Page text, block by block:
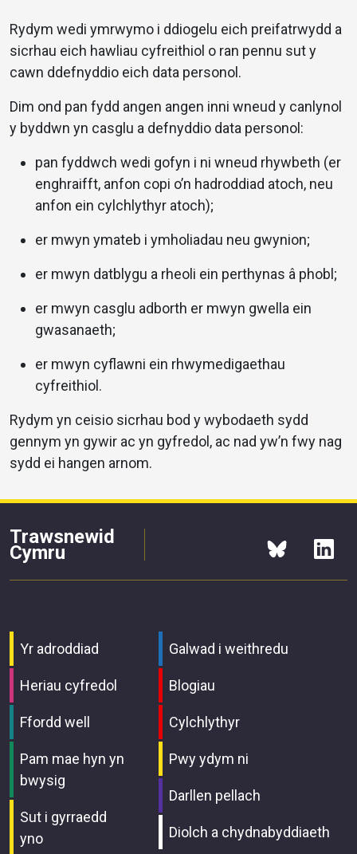
Rydym wedi ymrwymo i ddiogelu eich preifatrwydd a
sicrhau eich hawliau cyfreithiol o ran pennu sut y
cawn ddefnyddio eich data personol.
Dim ond pan fydd angen angen inni wneud y canlynol
y byddwn yn casglu a defnyddio data personol:
pan fyddwch wedi gofyn i ni wneud rhywbeth (er
enghraifft, anfon copi o’n hadroddiad atoch, neu
anfon ein cylchlythyr atoch);
er mwyn ymateb i ymholiadau neu gwynion;
er mwyn datblygu a rheoli ein perthynas â phobl;
er mwyn casglu adborth er mwyn gwella ein
gwasanaeth;
er mwyn cyflawni ein rhwymedigaethau
cyfreithiol.
Rydym yn ceisio sicrhau bod y wybodaeth sydd
gennym yn gywir ac yn gyfredol, ac nad yw’n fwy nag
sydd ei hangen arnom.
Trawsnewid
Cymru
Yr adroddiad
Heriau cyfredol
Ffordd well
Pam mae hyn yn
bwysig
Sut i gyrraedd
yno
Galwad i weithredu
Blogiau
Cylchlythyr
Pwy ydym ni
Darllen pellach
Diolch a chydnabyddiaeth